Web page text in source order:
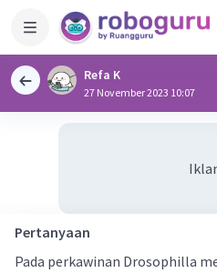
Refa K
27 November 2023 10:07
Pertanyaan
Pada perkawinan Drosophilla